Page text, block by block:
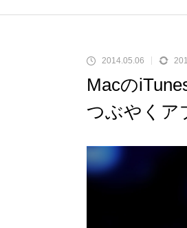
2014.05.06
Macの
つぶやくア